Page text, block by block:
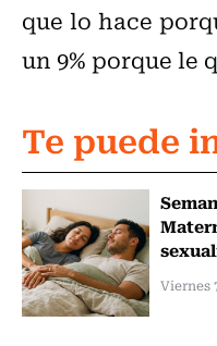
que lo hace
un 9% porque le
Te puede
Viernes